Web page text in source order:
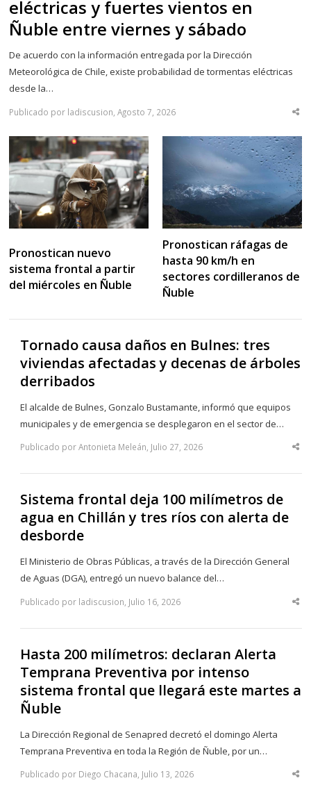
eléctricas y fuertes vientos en
Ñuble entre viernes y sábado
De acuerdo con la información entregada por la Dirección
Meteorológica de Chile, existe probabilidad de tormentas eléctricas
desde la…
Publicado por ladiscusion, Agosto 7, 2026
Pronostican nuevo
sistema frontal a partir
del miércoles en Ñuble
Pronostican ráfagas de
hasta 90 km/h en
sectores cordilleranos de
Ñuble
Tornado causa daños en Bulnes: tres
viviendas afectadas y decenas de árboles
derribados
El alcalde de Bulnes, Gonzalo Bustamante, informó que equipos
municipales y de emergencia se desplegaron en el sector de…
Publicado por Antonieta Meleán, Julio 27, 2026
Sistema frontal deja 100 milímetros de
agua en Chillán y tres ríos con alerta de
desborde
El Ministerio de Obras Públicas, a través de la Dirección General
de Aguas (DGA), entregó un nuevo balance del…
Publicado por ladiscusion, Julio 16, 2026
Hasta 200 milímetros: declaran Alerta
Temprana Preventiva por intenso
sistema frontal que llegará este martes a
Ñuble
La Dirección Regional de Senapred decretó el domingo Alerta
Temprana Preventiva en toda la Región de Ñuble, por un…
Publicado por Diego Chacana, Julio 13, 2026